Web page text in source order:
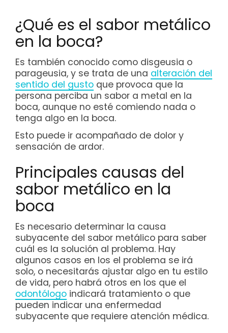
¿Qué es el sabor metálico
en la boca?
Es también conocido como disgeusia o
parageusia, y se trata de una alteración del
sentido del gusto que provoca que la
persona perciba un sabor a metal en la
boca, aunque no esté comiendo nada o
tenga algo en la boca.
Esto puede ir acompañado de dolor y
sensación de ardor.
Principales causas del
sabor metálico en la
boca
Es necesario determinar la causa
subyacente del sabor metálico para saber
cuál es la solución al problema. Hay
algunos casos en los el problema se irá
solo, o necesitarás ajustar algo en tu estilo
de vida, pero habrá otros en los que el
odontólogo indicará tratamiento o que
pueden indicar una enfermedad
subyacente que requiere atención médica.